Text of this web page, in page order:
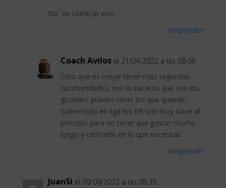
No ´se cómo lo veis.
Responder
Coach Avilos el 21/04/2022 a las 08:06
Creo que es mejor tener más segundas
oportunidades, con lo baratos que son los
gnoblars puedes tener los que quieras.
Sobre todo en liga los RR son muy clave al
principio para no tener que gastar mucho
luego y centrarte en lo que necesitas .
Responder
JuanSi el 09/09/2022 a las 08:36